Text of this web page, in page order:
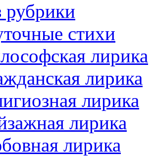
рубрики
стихи
лирика
лирика
лирика
лирика
лирика